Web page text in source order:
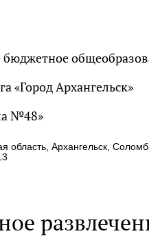
«Город Архангельск»
№48»
область, Архангельск,